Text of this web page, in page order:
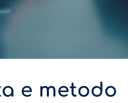
e metodo